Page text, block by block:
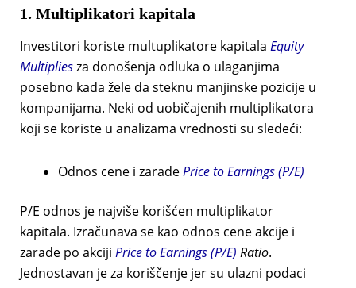
1. Multiplikatori kapitala
Investitori koriste multuplikatore kapitala Equity
Multipliesza donošenja odluka o ulaganjima
posebno kada žele da steknu manjinske pozicije u
kompanijama. Neki od uobičajenih multiplikatora
koji se koriste u analizama vrednosti su sledeći:
Odnos cene i zaradePrice to Earnings (P/E)
P/E odnos je najviše korišćen multiplikator
kapitala. Izračunava se kao odnos cene akcije i
zarade po akciji Price to Earnings (P/E) Ratio.
Jednostavan je za koriščenje jer su ulazni podaci